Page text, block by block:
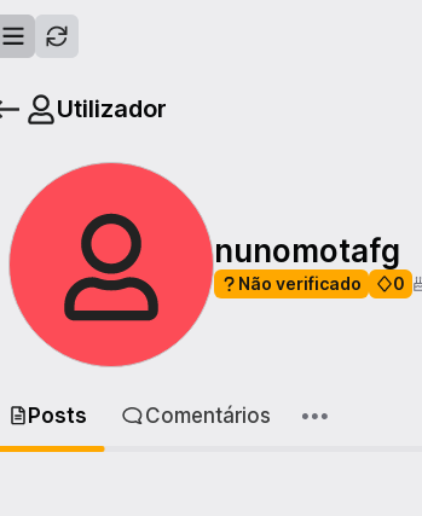
Utilizador
nunomotafg
Não verificado 0
Posts Comentários